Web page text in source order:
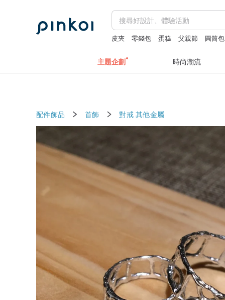
皮夾 零錢包 蛋糕 父親節 圓筒包
主題企劃 時尚潮流
配件飾品 首飾 對戒 其他金屬